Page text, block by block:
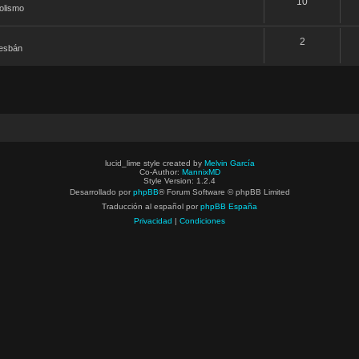
2
lucid_lime style created by Melvin García
Co-Author: MannixMD
Style Version: 1.2.4
Desarrollado por phpBB® Forum Software © phpBB Limited
Traducción al español por phpBB España
Privacidad | Condiciones